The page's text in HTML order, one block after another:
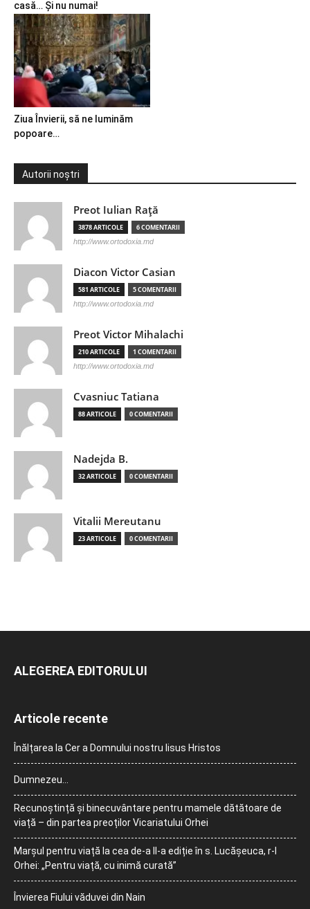
casă… Și nu numai!
Ziua Învierii, să ne luminăm
popoare…
Autorii noștri
Preot Iulian Raţă
3878 ARTICOLE 6 COMENTARII
http://www.ortodoxia.md
Diacon Victor Casian
581 ARTICOLE 5 COMENTARII
http://www.ortodoxia.md
Preot Victor Mihalachi
210 ARTICOLE 1 COMENTARII
http://www.ortodoxia.md
Cvasniuc Tatiana
88 ARTICOLE 0 COMENTARII
Nadejda B.
32 ARTICOLE 0 COMENTARII
Vitalii Mereutanu
23 ARTICOLE 0 COMENTARII
ALEGEREA EDITORULUI
Articole recente
Înălțarea la Cer a Domnului nostru Iisus Hristos
Dumnezeu…
Recunoștință și binecuvântare pentru mamele dătătoare de
viață – din partea preoților Vicariatului Orhei
Marșul pentru viață la cea de-a II-a ediție în s. Lucășeuca, r-l
Orhei: „Pentru viață, cu inimă curată”
Învierea Fiului văduvei din Nain